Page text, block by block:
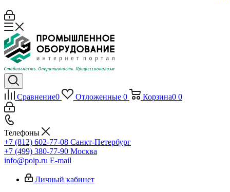
Сравнение0 Отложенные 0 Корзина0 0
Телефоны
+7 (812) 602-77-08 Санкт-Петербург
+7 (499) 380-77-90 Москва
info@poip.ru E-mail
Личный кабинет